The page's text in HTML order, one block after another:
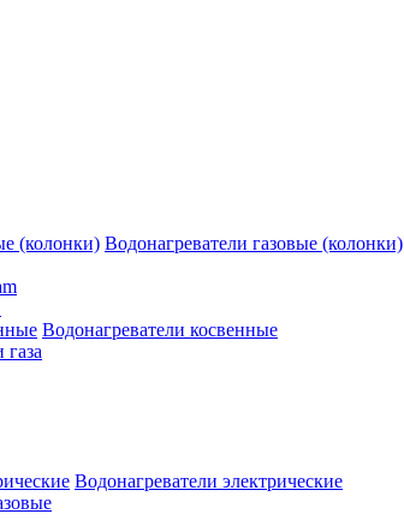
Водонагреватели газовые (колонки)
Водонагреватели косвенные
Водонагреватели электрические